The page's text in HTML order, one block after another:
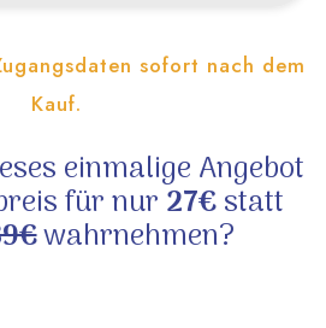
sofort nach dem
Kauf.
einmalige Angebot
für nur 27€statt
wahrnehmen?